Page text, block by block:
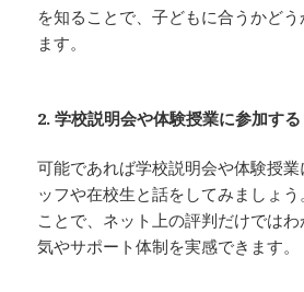
を知ることで、子どもに合うかどう
ます。
2. 学校説明会や体験授業に参加する
可能であれば学校説明会や体験授
ッフや在校生と話をしてみましょう
ことで、ネット上の評判だけでは
気やサポート体制を実感できます。